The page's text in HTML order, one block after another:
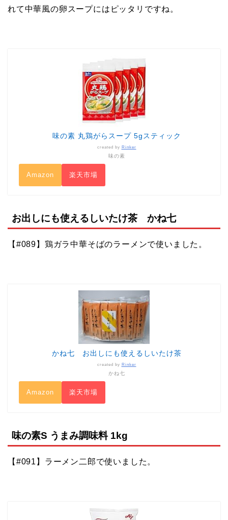
れて中華風の卵スープにはピッタリですね。
味の素 丸鶏がらスープ 5gスティック
created by Rinker
味の素
Amazon 楽天市場
お出しにも使えるしいたけ茶 かね七
【#089】鶏ガラ中華そばのラーメンで使いました。
かね七 お出しにも使えるしいたけ茶
created by Rinker
かね七
Amazon 楽天市場
味の素S うまみ調味料 1kg
【#091】ラーメン二郎で使いました。